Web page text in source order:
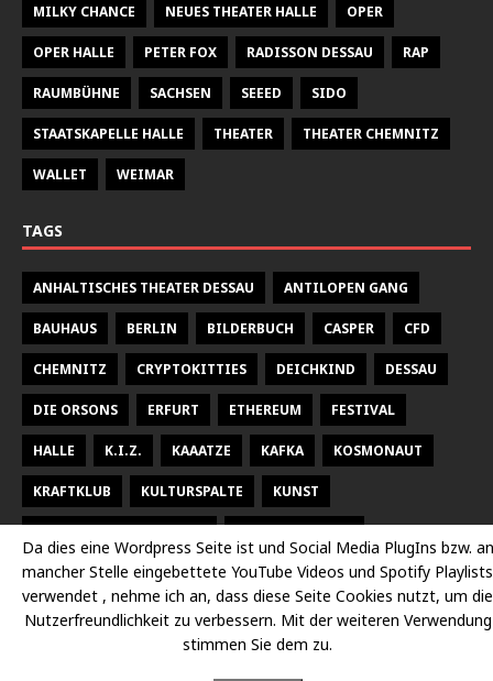
MILKY CHANCE NEUES THEATER HALLE OPER
OPER HALLE PETER FOX RADISSON DESSAU RAP
RAUMBÜHNE SACHSEN SEEED SIDO
STAATSKAPELLE HALLE THEATER THEATER CHEMNITZ
WALLET WEIMAR
TAGS
ANHALTISCHES THEATER DESSAU ANTILOPEN GANG
BAUHAUS BERLIN BILDERBUCH CASPER CFD
CHEMNITZ CRYPTOKITTIES DEICHKIND DESSAU
DIE ORSONS ERFURT ETHEREUM FESTIVAL
HALLE K.I.Z. KAAATZE KAFKA KOSMONAUT
KRAFTKLUB KULTURSPALTE KUNST
LARSEN SECHERT LEIPZIG MALEREI MARTERIA
MILKY CHANCE NEUES THEATER HALLE OPER
PETER FOX RADISSON DESSAU
Da dies eine Wordpress Seite ist und Social Media PlugIns bzw. an
mancher Stelle eingebettete YouTube Videos und Spotify Playlists
verwendet , nehme ich an, dass diese Seite Cookies nutzt, um die
Nutzerfreundlichkeit zu verbessern. Mit der weiteren Verwendung
stimmen Sie dem zu.